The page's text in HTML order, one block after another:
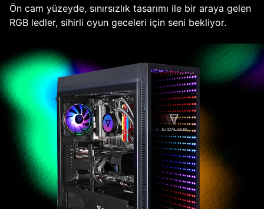
Ön cam yüzeyde, sınırsızlık tasarımı ile bir araya gelen
RGB ledler, sihirli oyun geceleri için seni bekliyor.